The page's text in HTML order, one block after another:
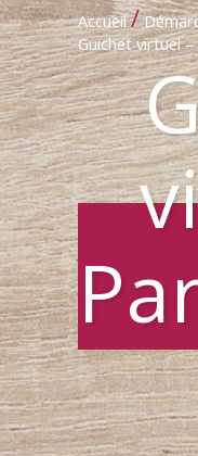
Accueil /
Guichet virtuel